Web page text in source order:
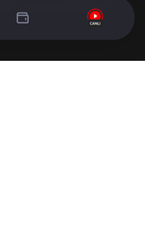
- Tasarım & Geliştirme :